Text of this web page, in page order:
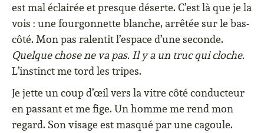
est mal éclairée et presque déserte. C’est là que je la
vois : une fourgonnette blanche, arrêtée sur le bas-
côté. Mon pas ralentit l’espace d’une seconde.
Quelque chose ne va pas. Il y a un truc qui cloche.
L’instinct me tord les tripes.
Je jette un coup d’œil vers la vitre côté conducteur
en passant et me fige. Un homme me rend mon
regard. Son visage est masqué par une cagoule.